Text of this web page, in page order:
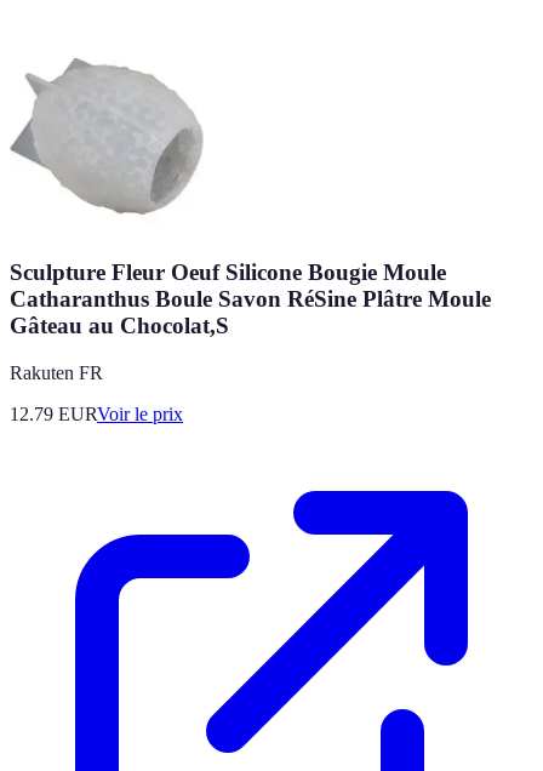
Sculpture Fleur Oeuf Silicone Bougie Moule
Catharanthus Boule Savon RéSine Plâtre Moule
Gâteau au Chocolat,S
Rakuten FR
12.79 EURVoir le prix